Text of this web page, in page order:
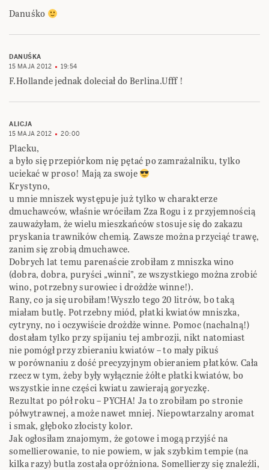
Danuśko
DANUŚKA
15 MAJA 2012
19:54
F.Hollande jednak doleciał do Berlina.Ufff !
ALICJA
15 MAJA 2012
20:00
Placku,
a było się przepiórkom nię pętać po zamrażalniku, tylko
uciekać w proso! Mają za swoje
Krystyno,
u mnie mniszek występuje już tylko w charakterze
dmuchawców, właśnie wróciłam Zza Rogu i z przyjemnością
zauważyłam, że wielu mieszkańców stosuje się do zakazu
pryskania trawników chemią. Zawsze można przyciąć trawę,
zanim się zrobią dmuchawce.
Dobrych lat temu parenaście zrobiłam z mniszka wino
(dobra, dobra, puryści „winni”, ze wszystkiego można zrobić
wino, potrzebny surowiec i drożdże winne!).
Rany, co ja się urobiłam!Wyszło tego 20 litrów, bo taką
miałam butlę. Potrzebny miód, płatki kwiatów mniszka,
cytryny, no i oczywiście drożdże winne. Pomoc (nachalną!)
dostałam tylko przy spijaniu tej ambrozji, nikt natomiast
nie pomógł przy zbieraniu kwiatów – to mały pikuś
w porównaniu z dość precyzyjnym obieraniem płatków. Cała
rzecz w tym, żeby były wyłącznie żółte płatki kwiatów, bo
wszystkie inne części kwiatu zawierają goryczkę.
Rezultat po pół roku – PYCHA! Ja to zrobiłam po stronie
półwytrawnej, a może nawet mniej. Niepowtarzalny aromat
i smak, głęboko złocisty kolor.
Jak ogłosiłam znajomym, że gotowe i mogą przyjść na
somellierowanie, to nie powiem, w jak szybkim tempie (na
kilka razy) butla została opróżniona. Somellierzy się znaleźli,